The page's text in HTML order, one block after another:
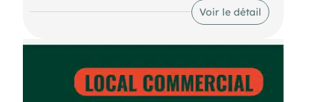
- Activités commerciales
complémentaires :
- Toute activité possible sauf nuisances sonores et
Voir le détail